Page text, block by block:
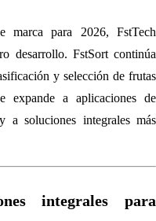
marca para 2026, FstTech
desarrollo. FstSort continúa
y selección de frutas
expande a aplicaciones de
a soluciones integrales más
integrales para